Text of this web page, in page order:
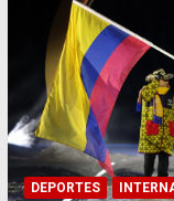
DEPORTES